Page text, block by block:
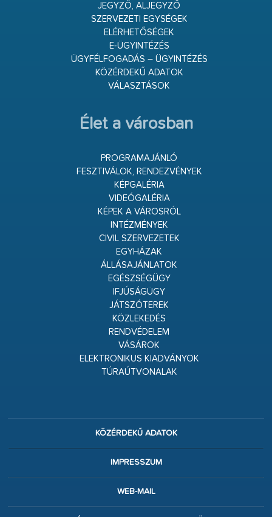
JEGYZŐ, ALJEGYZŐ
SZERVEZETI EGYSÉGEK
ELÉRHETŐSÉGEK
E-ÜGYINTÉZÉS
ÜGYFÉLFOGADÁS – ÜGYINTÉZÉS
KÖZÉRDEKŰ ADATOK
VÁLASZTÁSOK
Élet a városban
PROGRAMAJÁNLÓ
FESZTIVÁLOK, RENDEZVÉNYEK
KÉPGALÉRIA
VIDEÓGALÉRIA
KÉPEK A VÁROSRÓL
INTÉZMÉNYEK
CIVIL SZERVEZETEK
EGYHÁZAK
ÁLLÁSAJÁNLATOK
EGÉSZSÉGÜGY
IFJÚSÁGÜGY
JÁTSZÓTEREK
KÖZLEKEDÉS
RENDVÉDELEM
VÁSÁROK
ELEKTRONIKUS KIADVÁNYOK
TÚRAÚTVONALAK
KÖZÉRDEKŰ ADATOK
IMPRESSZUM
WEB-MAIL